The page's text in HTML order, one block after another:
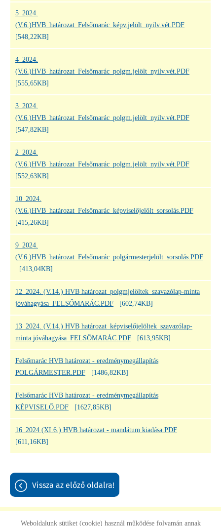
5_2024.
(V.6.)HVB_határozat_Felsőmarác_képv.jelölt_nyilv.vét.PDF
[548,22KB]
4_2024.
(V.6.)HVB_határozat_Felsőmarác_polgm.jelölt_nyilv.vét.PDF
[555,65KB]
3_2024.
(V.6.)HVB_határozat_Felsőmarác_polgm.jelölt_nyilv.vét.PDF
[547,82KB]
2_2024.
(V.6.)HVB_határozat_Felsőmarác_polgm.jelölt_nyilv.vét.PDF
[552,63KB]
10_2024.
(V.6.)HVB_határozat_Felsőmarác_képviselőjelölt_sorsolás.PDF
[415,26KB]
9_2024.
(V.6.)HVB_határozat_Felsőmarác_polgármesterjelölt_sorsolás.PDF
[413,04KB]
12_2024. (V.14.) HVB határozat_polgmjelöltek_szavazólap-minta
jóváhagyása_FELSŐMARÁC.PDF
[602,74KB]
13_2024. (V.14.) HVB határozat_képviselőjelöltek_szavazólap-
minta jóváhagyása_FELSŐMARÁC.PDF
[613,95KB]
Felsőmarác HVB határozat - eredménymegállapítás
POLGÁRMESTER.PDF
[1486,82KB]
Felsőmarác HVB határozat - eredménymegállapítás
KÉPVISELŐ.PDF
[1627,85KB]
16_2024 (XI.6.) HVB határozat - mandátum kiadása.PDF
[611,16KB]
vissza az előző oldalra!
Weboldalunk sütiket (cookie) használ működése folyamán annak